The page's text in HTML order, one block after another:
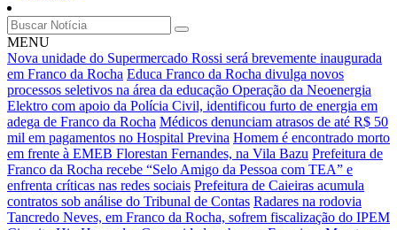
MENU
Nova unidade do Supermercado Rossi será brevemente inaugurada
em Franco da Rocha Educa Franco da Rocha divulga novos
processos seletivos na área da educação Operação da Neoenergia
Elektro com apoio da Polícia Civil, identificou furto de energia em
adega de Franco da Rocha Médicos denunciam atrasos de até R$ 50
mil em pagamentos no Hospital Previna Homem é encontrado morto
em frente à EMEB Florestan Fernandes, na Vila Bazu Prefeitura de
Franco da Rocha recebe “Selo Amigo da Pessoa com TEA” e
enfrenta críticas nas redes sociais Prefeitura de Caieiras acumula
contratos sob análise do Tribunal de Contas Radares na rodovia
Tancredo Neves, em Franco da Rocha, sofrem fiscalização do IPEM